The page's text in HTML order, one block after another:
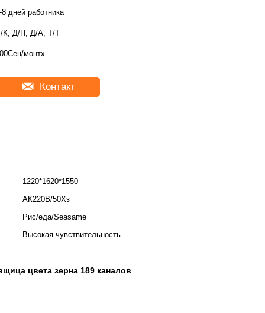
8 дней работника
К, Д/П, Д/А, Т/Т
монтх
Контакт
1220*1620*1550
АК220В/50Хз
Рис/еда/Seasame
Высокая чувствительность
цвета зерна 189 каналов